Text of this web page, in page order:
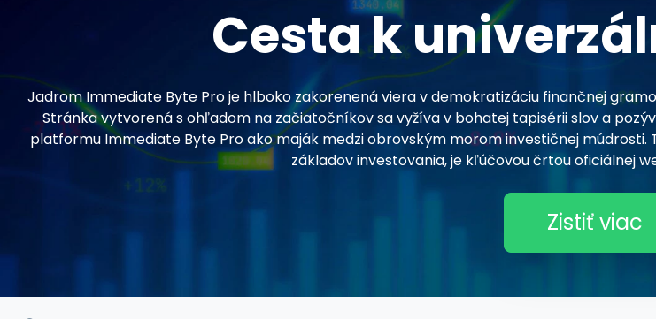
Cesta k
Jadrom Immediate Byte Pro je hlboko zakorenená viera v demokratizáciu finančnej
Stránka vytvorená s ohľadom na začiatočníkov sa vyžíva v bohatej tapisérii slov a
platformu Immediate Byte Pro ako maják medzi obrovským morom investičnej
základov investovania, je kľúčovou črtou oficiálnej
Zistiť viac